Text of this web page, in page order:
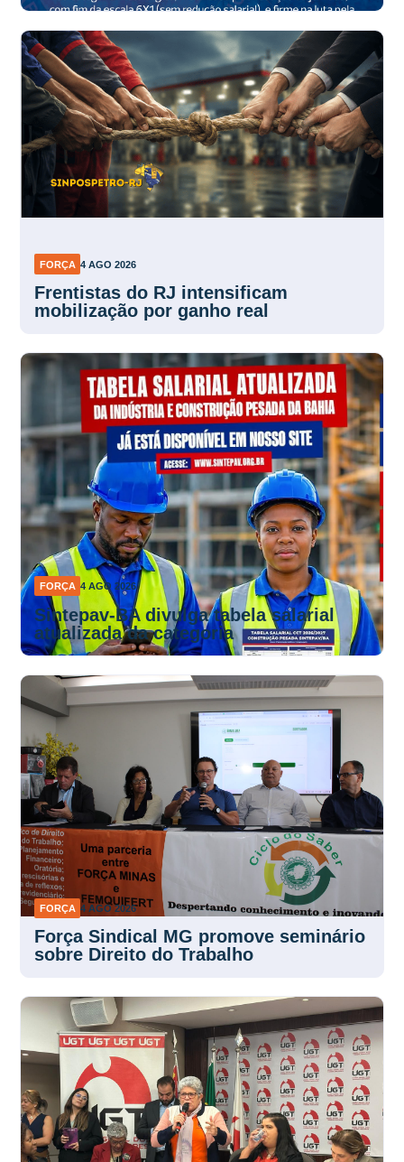
FORÇA 4 AGO 2026
Frentistas do RJ intensificam
mobilização por ganho real
FORÇA 4 AGO 2026
Sintepav-BA divulga tabela salarial
atualizada da categoria
FORÇA 4 AGO 2026
Força Sindical MG promove seminário
sobre Direito do Trabalho